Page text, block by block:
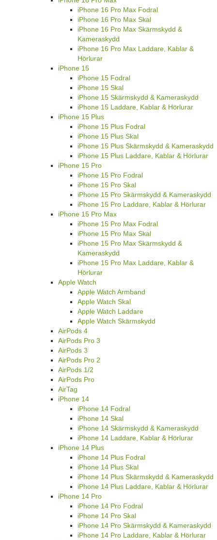
iPhone 16 Pro Max Fodral
iPhone 16 Pro Max Skal
iPhone 16 Pro Max Skärmskydd &
Kameraskydd
iPhone 16 Pro Max Laddare, Kablar &
Hörlurar
iPhone 15
iPhone 15 Fodral
iPhone 15 Skal
iPhone 15 Skärmskydd & Kameraskydd
iPhone 15 Laddare, Kablar & Hörlurar
iPhone 15 Plus
iPhone 15 Plus Fodral
iPhone 15 Plus Skal
iPhone 15 Plus Skärmskydd & Kameraskydd
iPhone 15 Plus Laddare, Kablar & Hörlurar
iPhone 15 Pro
iPhone 15 Pro Fodral
iPhone 15 Pro Skal
iPhone 15 Pro Skärmskydd & Kameraskydd
iPhone 15 Pro Laddare, Kablar & Hörlurar
iPhone 15 Pro Max
iPhone 15 Pro Max Fodral
iPhone 15 Pro Max Skal
iPhone 15 Pro Max Skärmskydd &
Kameraskydd
iPhone 15 Pro Max Laddare, Kablar &
Hörlurar
Apple Watch
Apple Watch Armband
Apple Watch Skal
Apple Watch Laddare
Apple Watch Skärmskydd
AirPods 4
AirPods Pro 3
AirPods 3
AirPods Pro 2
AirPods 1/2
AirPods Pro
AirTag
iPhone 14
iPhone 14 Fodral
iPhone 14 Skal
iPhone 14 Skärmskydd & Kameraskydd
iPhone 14 Laddare, Kablar & Hörlurar
iPhone 14 Plus
iPhone 14 Plus Fodral
iPhone 14 Plus Skal
iPhone 14 Plus Skärmskydd & Kameraskydd
iPhone 14 Plus Laddare, Kablar & Hörlurar
iPhone 14 Pro
iPhone 14 Pro Fodral
iPhone 14 Pro Skal
iPhone 14 Pro Skärmskydd & Kameraskydd
iPhone 14 Pro Laddare, Kablar & Hörlurar